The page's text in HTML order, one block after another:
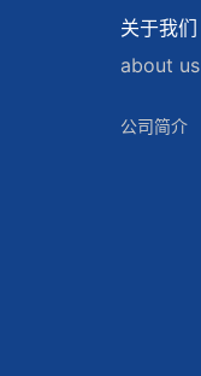
关于我们
about us
公司简介